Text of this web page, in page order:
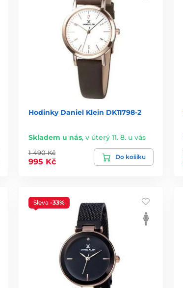
Hodinky Daniel Klein DK11798-2
Skladem u nás, v úterý 11. 8. u vás
1 490 Kč
995 Kč
Do košíku
Sleva -33%